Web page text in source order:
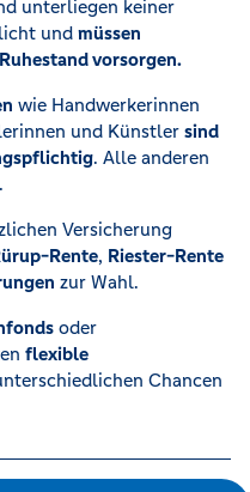
unterliegen keiner
und müssen
vorsorgen.
wie Handwerkerinnen
und Künstler sind
. Alle anderen
Versicherung
Rente, Riester-Rente
zur Wahl.
oder
flexible
Chancen